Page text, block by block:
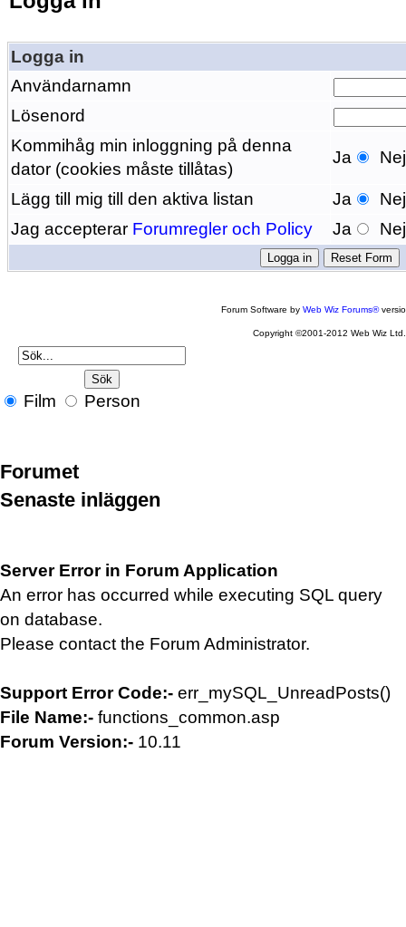
Logga in
Användarnamn
Lösenord
Kommihåg min inloggning på denna
dator (cookies måste tillåtas)
Ja Nej
Lägg till mig till den aktiva listan Ja
Nej
Jag accepterar Forumregler och Policy Ja Nej
Forum Software byWeb Wiz Forums®
Copyright ©2001-2012 Web Wiz Ltd.
Film Person
Forumet
Senaste inläggen
Server Error in Forum Application
An error has occurred while executing SQL query
on database.
Please contact the Forum Administrator.
Support Error Code:- err_mySQL_UnreadPosts()
File Name:- functions_common.asp
Forum Version:- 10.11